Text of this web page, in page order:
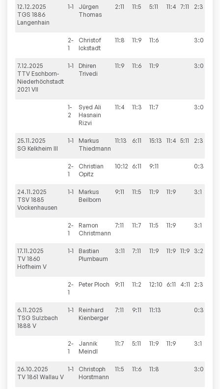
12.12.2025
TGS 1886
Langenhain
1-1
Jürgen
Thomas
2:11 11:5 5:11 11:4 7:11 2:3
2-
1
Christof
Ickstadt
11:8 11:9 11:6 3:0
7.12.2025
TTV Eschborn-
Niederhöchstadt
2021 VII
1-1
Dhiren
Trivedi
11:9 11:6 11:9 3:0
1-
2
Syed Ali
Hasnain
Rizvi
11:4 11:3 11:7 3:0
25.11.2025
SG Kelkheim III
1-1
Markus
Thiedmann
11:13 6:11 15:13 11:4 5:11 2:3
2-
1
Christian
Opitz
10:12 6:11 9:11 0:3
24.11.2025
TSV 1885
Vockenhausen
1-1
Markus
Beilborn
9:11 11:5 11:9 11:9 3:1
2-
1
Ramon
Christmann
7:11 11:7 11:5 11:9 3:1
17.11.2025
TV 1860
Hofheim V
1-1
Bastian
Plumbaum
3:11 7:11 11:9 11:9 11:9 3:2
2-
1
Peter Ploch 9:11 11:2 12:10 6:11 4:11 2:3
6.11.2025
TSG Sulzbach
1888 V
1-1
Reinhard
Kienberger
7:11 9:11 11:13 0:3
2-
1
Jannik
Meindl
11:7 5:11 11:9 11:9 3:1
26.10.2025
TV 1861 Wallau V
1-1
Christoph
Horstmann
11:5 11:6 11:8 3:0